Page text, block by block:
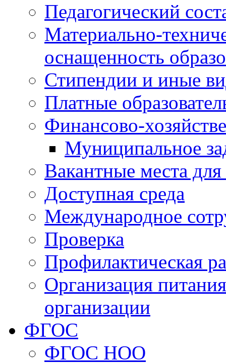
Педагогический
Материально-
оснащенность
Стипендии и иные
Платные
Финансово-
Муниципальное
Вакантные места
Доступная среда
Международное
Проверка
Профилактическая
Организация
организации
ФГОС
ФГОС НОО